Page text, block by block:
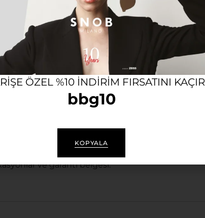
Açıklama
GÖZLÜĞÜ
buluşturan bu model, geleneksel hatları
güçlü bir İtalyan dokunuşu katar.
ergonomik yapı
ve garanti belgesi.
ÖZEL %10 INDIRIM FIRSATINI
bbg10
KOPYALA